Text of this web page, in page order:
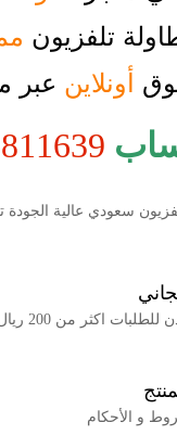
تلفزيون
أونلاين عبر
سعودي عالية
اكثر من 200 ريال
و الأحكام